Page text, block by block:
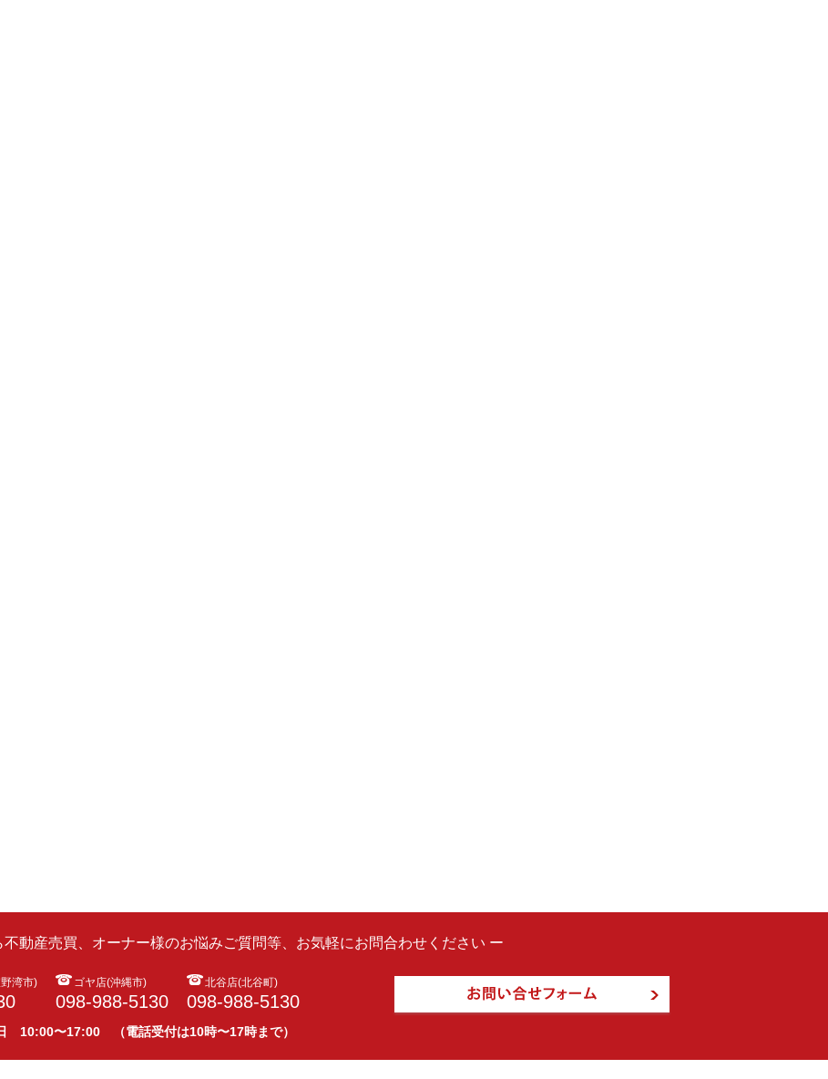
不動産売買、オーナー様のお悩みご質問等、お気軽にお問合わせください ー
湾市) ゴヤ店(沖縄市)
098-988-5130
北谷店(北谷町)
098-988-5130
10:00〜17:00 （電話受付は10時〜17時まで）